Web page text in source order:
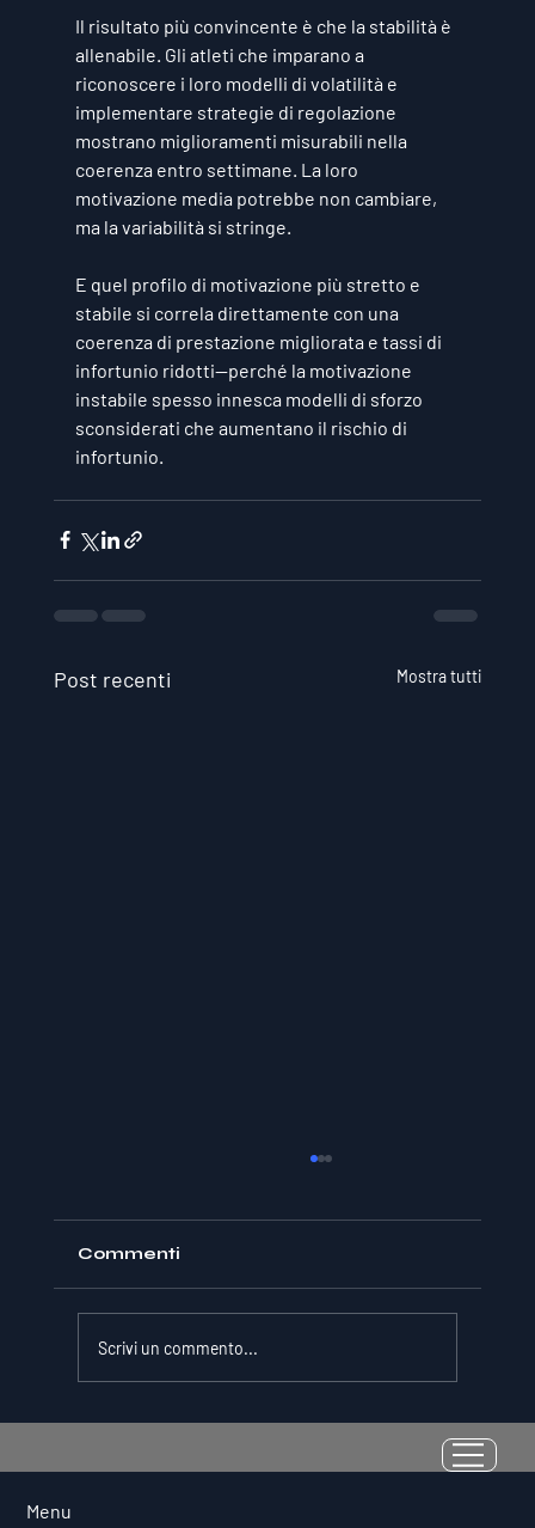
Il risultato più convincente è che la stabilità è
allenabile. Gli atleti che imparano a
riconoscere i loro modelli di volatilità e
implementare strategie di regolazione
mostrano miglioramenti misurabili nella
coerenza entro settimane. La loro
motivazione media potrebbe non cambiare,
ma la variabilità si stringe.
E quel profilo di motivazione più stretto e
stabile si correla direttamente con una
coerenza di prestazione migliorata e tassi di
infortunio ridotti—perché la motivazione
instabile spesso innesca modelli di sforzo
sconsiderati che aumentano il rischio di
infortunio.
Post recenti Mostra tutti
Misurabile: Perché il Quoziente di
Commenti
Scrivi un commento...
Menu